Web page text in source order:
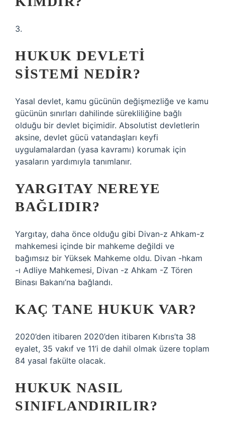
3.
HUKUK DEVLETI
SISTEMI NEDIR?
Yasal devlet, kamu gücünün değişmezliğe ve kamu
gücünün sınırları dahilinde sürekliliğine bağlı
olduğu bir devlet biçimidir. Absolutist devletlerin
aksine, devlet gücü vatandaşları keyfi
uygulamalardan (yasa kavramı) korumak için
yasaların yardımıyla tanımlanır.
YARGITAY NEREYE
BAĞLIDIR?
Yargıtay, daha önce olduğu gibi Divan-z Ahkam-z
mahkemesi içinde bir mahkeme değildi ve
bağımsız bir Yüksek Mahkeme oldu. Divan -hkam
-ı Adliye Mahkemesi, Divan -z Ahkam -Z Tören
Binası Bakanı’na bağlandı.
KAÇ TANE HUKUK VAR?
2020’den itibaren 2020’den itibaren Kıbrıs’ta 38
eyalet, 35 vakıf ve 11’i de dahil olmak üzere toplam
84 yasal fakülte olacak.
HUKUK NASIL
SINIFLANDIRILIR?